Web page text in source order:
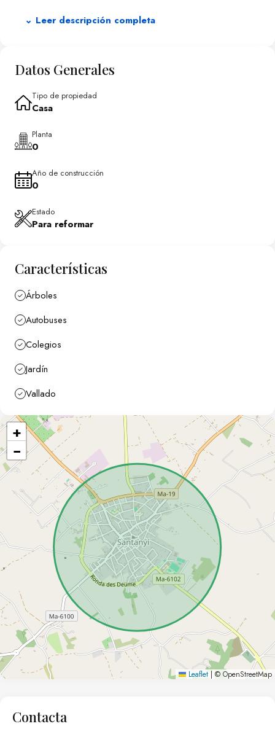
⌄ Leer descripción completa
Datos Generales
Tipo de propiedad
Casa
Planta
0
Año de construcción
0
Estado
Para reformar
Características
Árboles
Autobuses
Colegios
Jardín
Vallado
+
−
Leaflet © OpenStreetMap
Contacta